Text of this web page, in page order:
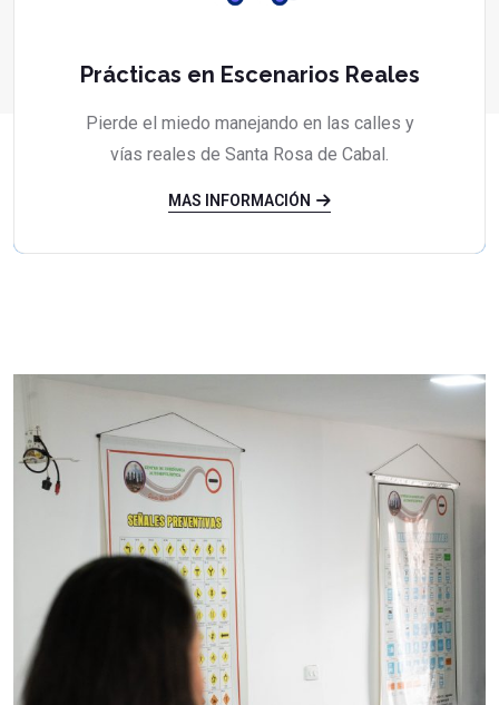
Prácticas en Escenarios Reales
Pierde el miedo manejando en las calles y
vías reales de Santa Rosa de Cabal.
MAS INFORMACIÓN